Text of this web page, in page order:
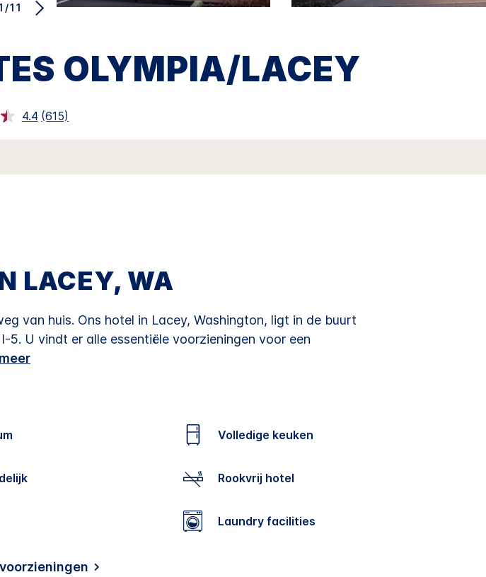
11
OLYMPIA/LACEY
4.4 Lees
beoordelingen.
(615)
LACEY, WA
van huis. Ons hotel in Lacey, Washington, ligt in de buurt
U vindt er alle essentiële voorzieningen voor een
Volledige keuken
Rookvrij hotel
Laundry facilities